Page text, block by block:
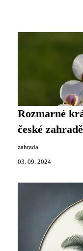
Rozmarné
české
zahrada
03. 09. 2024